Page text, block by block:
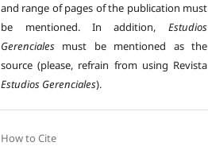
and range of pages of the publication must
be mentioned. In addition, Estudios
Gerenciales must be mentioned as the
source (please, refrain from using Revista
Estudios Gerenciales).
How to Cite